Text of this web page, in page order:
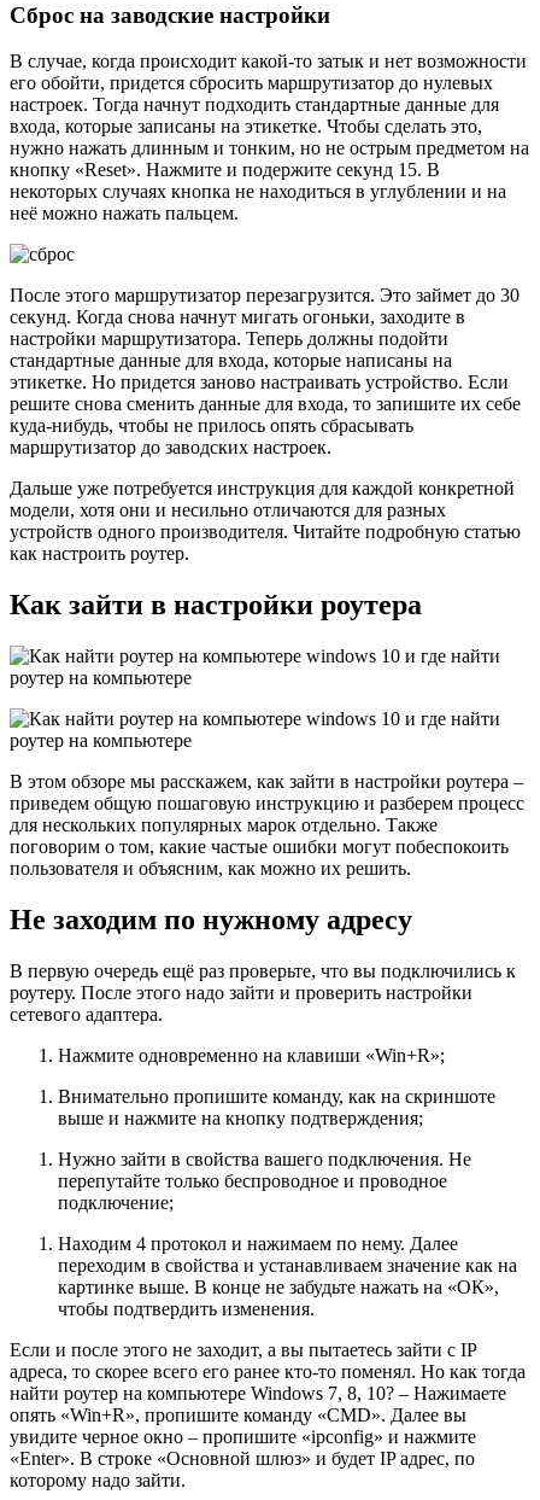
Сброс на заводские настройки
В случае, когда происходит какой-то затык и нет возможности
его обойти, придется сбросить маршрутизатор до нулевых
настроек. Тогда начнут подходить стандартные данные для
входа, которые записаны на этикетке. Чтобы сделать это,
нужно нажать длинным и тонким, но не острым предметом на
кнопку «Reset». Нажмите и подержите секунд 15. В
некоторых случаях кнопка не находиться в углублении и на
неё можно нажать пальцем.
После этого маршрутизатор перезагрузится. Это займет до 30
секунд. Когда снова начнут мигать огоньки, заходите в
настройки маршрутизатора. Теперь должны подойти
стандартные данные для входа, которые написаны на
этикетке. Но придется заново настраивать устройство. Если
решите снова сменить данные для входа, то запишите их себе
куда-нибудь, чтобы не прилось опять сбрасывать
маршрутизатор до заводских настроек.
Дальше уже потребуется инструкция для каждой конкретной
модели, хотя они и несильно отличаются для разных
устройств одного производителя. Читайте подробную статью
как настроить роутер.
Как зайти в настройки роутера
В этом обзоре мы расскажем, как зайти в настройки роутера –
приведем общую пошаговую инструкцию и разберем процесс
для нескольких популярных марок отдельно. Также
поговорим о том, какие частые ошибки могут побеспокоить
пользователя и объясним, как можно их решить.
Не заходим по нужному адресу
В первую очередь ещё раз проверьте, что вы подключились к
роутеру. После этого надо зайти и проверить настройки
сетевого адаптера.
Нажмите одновременно на клавиши «Win+R»;
Внимательно пропишите команду, как на скриншоте
выше и нажмите на кнопку подтверждения;
Нужно зайти в свойства вашего подключения. Не
перепутайте только беспроводное и проводное
подключение;
Находим 4 протокол и нажимаем по нему. Далее
переходим в свойства и устанавливаем значение как на
картинке выше. В конце не забудьте нажать на «ОК»,
чтобы подтвердить изменения.
Если и после этого не заходит, а вы пытаетесь зайти с IP
адреса, то скорее всего его ранее кто-то поменял. Но как тогда
найти роутер на компьютере Windows 7, 8, 10? – Нажимаете
опять «Win+R», пропишите команду «CMD». Далее вы
увидите черное окно – пропишите «ipconfig» и нажмите
«Enter». В строке «Основной шлюз» и будет IP адрес, по
которому надо зайти.